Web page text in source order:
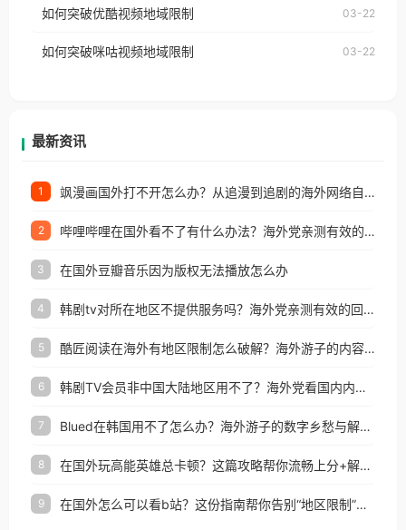
权限制所困扰。
制问题，且仅能在中国大陆地区播放。 遇到这个问题
户收听网易云音乐地区版权限制」的问题，无论人在
如何突破优酷视频地域限制 03-22
如何突破咪咕视频地域限制 03-22
最新资讯
1 飒漫画国外打不开怎么办？从追漫到追剧的海外网络自由之路
2 哔哩哔哩在国外看不了有什么办法？海外党亲测有效的回国加速解决方案
3 在国外豆瓣音乐因为版权无法播放怎么办
4 韩剧tv对所在地区不提供服务吗？海外党亲测有效的回国加速解决方案
5 酷匠阅读在海外有地区限制怎么破解？海外游子的内容归乡路
6 韩剧TV会员非中国大陆地区用不了？海外党看国内内容的加速器选择指南
7 Blued在韩国用不了怎么办？海外游子的数字乡愁与解决方案
8 在国外玩高能英雄总卡顿？这篇攻略帮你流畅上分+解锁国内影音自由
9 在国外怎么可以看b站？这份指南帮你告别“地区限制”的烦恼